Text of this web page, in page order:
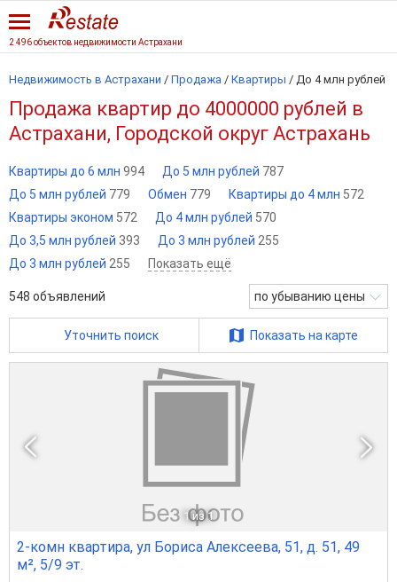
2 496 объектов недвижимости Астрахани
Недвижимость в Астрахани / Продажа / Квартиры / До 4 млн рублей
Продажа квартир до 4000000 рублей в
Астрахани, Городской округ Астрахань
Квартиры до 6 млн 994 До 5 млн рублей 787
До 5 млн рублей 779 Обмен 779 Квартиры до 4 млн 572
Квартиры эконом 572 До 4 млн рублей 570
До 3,5 млн рублей 393 До 3 млн рублей 255
До 3 млн рублей 255 Показать ещё
548 объявлений по убыванию цены
Уточнить поиск Показать на карте
1 из 1
2-комн квартира, ул Бориса Алексеева, 51, д. 51, 49
м², 5/9 эт.